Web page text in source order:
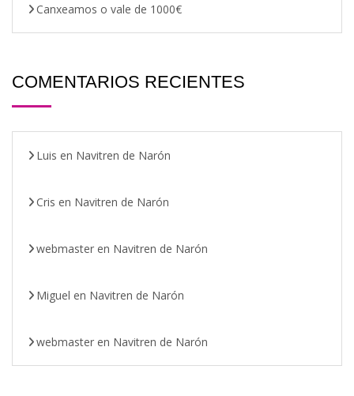
Canxeamos o vale de 1000€
COMENTARIOS RECIENTES
Luis en Navitren de Narón
Cris en Navitren de Narón
webmaster en Navitren de Narón
Miguel en Navitren de Narón
webmaster en Navitren de Narón